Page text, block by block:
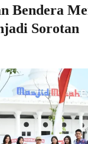
Bendera
Sorotan